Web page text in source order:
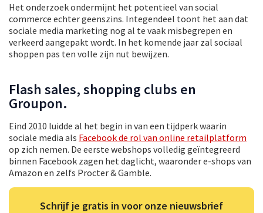
Het onderzoek ondermijnt het potentieel van social
commerce echter geenszins. Integendeel toont het aan dat
sociale media marketing nog al te vaak misbegrepen en
verkeerd aangepakt wordt. In het komende jaar zal sociaal
shoppen pas ten volle zijn nut bewijzen.
Flash sales, shopping clubs en
Groupon.
Eind 2010 luidde al het begin in van een tijdperk waarin
sociale media als Facebook de rol van online retailplatform
op zich nemen. De eerste webshops volledig geïntegreerd
binnen Facebook zagen het daglicht, waaronder e-shops van
Amazon en zelfs Procter & Gamble.
Schrijf je gratis in voor onze nieuwsbrief